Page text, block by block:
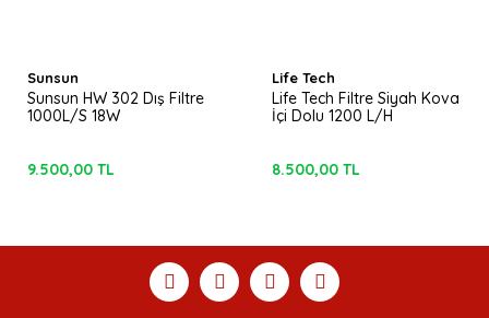
Sunsun
Sunsun HW 302 Dış Filtre
1000L/S 18W
9.500,00 TL
Life Tech
Life Tech Filtre Siyah Kova
İçi Dolu 1200 L/H
8.500,00 TL